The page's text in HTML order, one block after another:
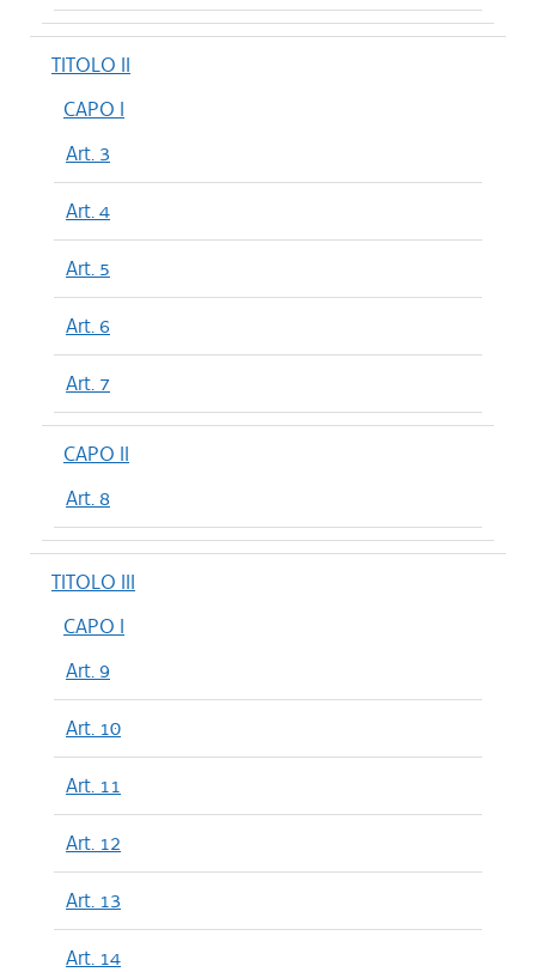
TITOLO II
CAPO I
Art. 3
Art. 4
Art. 5
Art. 6
Art. 7
CAPO II
Art. 8
TITOLO III
CAPO I
Art. 9
Art. 10
Art. 11
Art. 12
Art. 13
Art. 14